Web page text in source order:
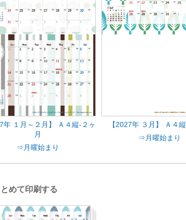
年 １月～２月】 Ａ４縦-２ヶ
月
⇒月曜始まり
【2027年 ３月】 Ａ４
⇒月曜始まり
とめて印刷する